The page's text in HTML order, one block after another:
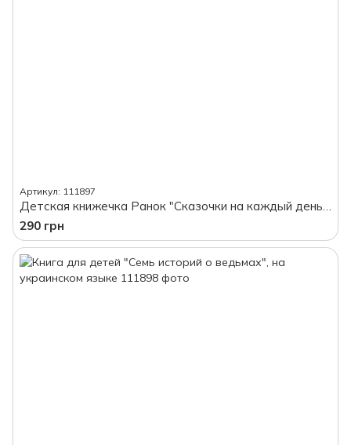
Артикул: 111897
Детская книжечка Ранок "Сказочки на каждый день: Сказки-звездочки", на украинском языке
290 грн